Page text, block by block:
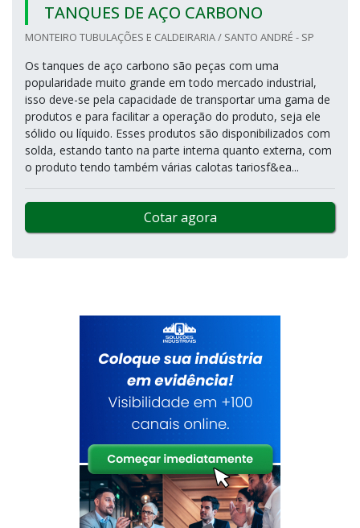
TANQUES DE AÇO CARBONO
MONTEIRO TUBULAÇÕES E CALDEIRARIA / SANTO ANDRÉ - SP
Os tanques de aço carbono são peças com uma
popularidade muito grande em todo mercado industrial,
isso deve-se pela capacidade de transportar uma gama de
produtos e para facilitar a operação do produto, seja ele
sólido ou líquido. Esses produtos são disponibilizados com
solda, estando tanto na parte interna quanto externa, com
o produto tendo também várias calotas tariosf&ea...
Cotar agora